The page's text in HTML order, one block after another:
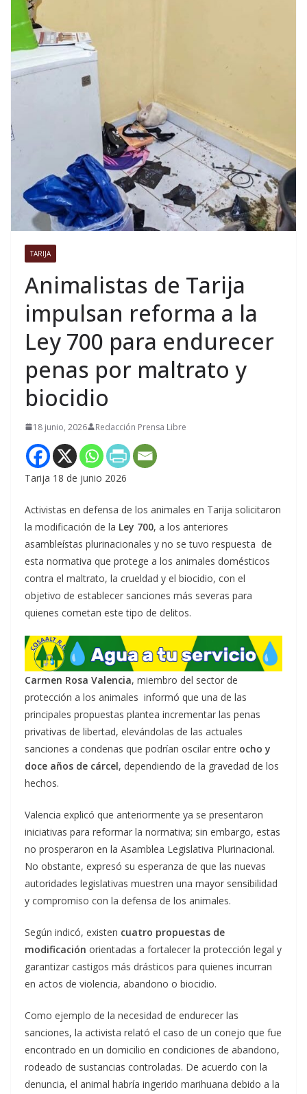
TARIJA
Animalistas de Tarija
impulsan reforma a la
Ley 700 para endurecer
penas por maltrato y
biocidio
18 junio, 2026 Redacción Prensa Libre
Tarija 18 de junio 2026
Activistas en defensa de los animales en Tarija solicitaron
la modificación de la Ley 700, a los anteriores
asambleístas plurinacionales y no se tuvo respuesta de
esta normativa que protege a los animales domésticos
contra el maltrato, la crueldad y el biocidio, con el
objetivo de establecer sanciones más severas para
quienes cometan este tipo de delitos.
Carmen Rosa Valencia, miembro del sector de
protección a los animales informó que una de las
principales propuestas plantea incrementar las penas
privativas de libertad, elevándolas de las actuales
sanciones a condenas que podrían oscilar entre ocho y
doce años de cárcel, dependiendo de la gravedad de los
hechos.
Valencia explicó que anteriormente ya se presentaron
iniciativas para reformar la normativa; sin embargo, estas
no prosperaron en la Asamblea Legislativa Plurinacional.
No obstante, expresó su esperanza de que las nuevas
autoridades legislativas muestren una mayor sensibilidad
y compromiso con la defensa de los animales.
Según indicó, existen cuatro propuestas de
modificación orientadas a fortalecer la protección legal y
garantizar castigos más drásticos para quienes incurran
en actos de violencia, abandono o biocidio.
Como ejemplo de la necesidad de endurecer las
sanciones, la activista relató el caso de un conejo que fue
encontrado en un domicilio en condiciones de abandono,
rodeado de sustancias controladas. De acuerdo con la
denuncia, el animal habría ingerido marihuana debido a la